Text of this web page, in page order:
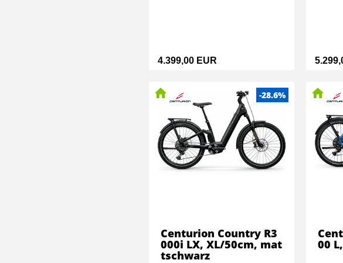
4.399,00 EUR
-28.6%
Centurion Country R3
000i LX, XL/50cm, mat
tschwarz
00